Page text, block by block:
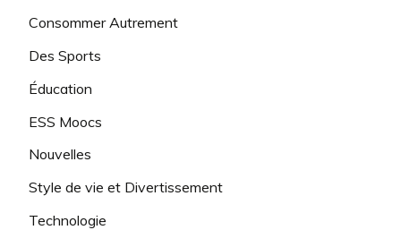
Consommer Autrement
Des Sports
Éducation
ESS Moocs
Nouvelles
Style de vie et Divertissement
Technologie